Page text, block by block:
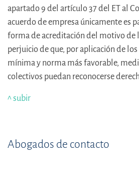
apartado 9 del artículo 37 del ET al
acuerdo de empresa únicamente es
forma de acreditación del motivo de
perjuicio de que, por aplicación de
mínima y norma más favorable,
colectivos puedan reconocerse
^ subir
Abogados de contacto